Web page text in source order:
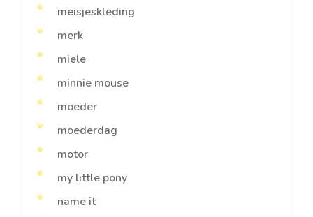
meisjeskleding
merk
miele
minnie mouse
moeder
moederdag
motor
my little pony
name it